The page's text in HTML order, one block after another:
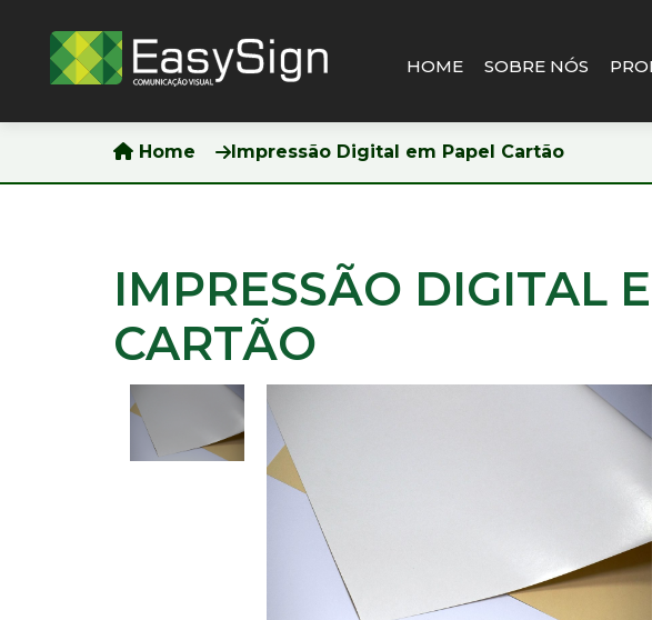
HOME SOBRE NÓS
PRODUTOS
IMPRESSÃO
Home Impressão Digital em Papel Cartão
IMPRESSÃO DIGITAL
CARTÃO